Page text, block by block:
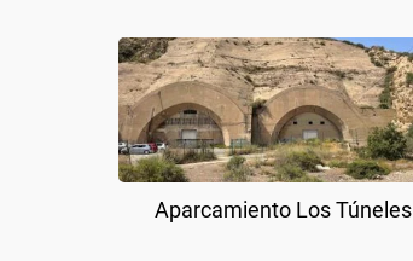
Aparcamiento Los Túneles